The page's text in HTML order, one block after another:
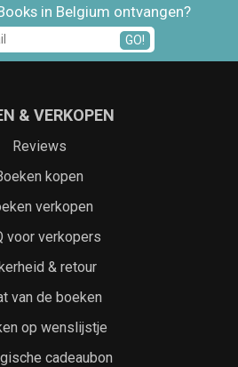
in Belgium ontvangen?
GO!
& VERKOPEN
Reviews
kopen
verkopen
voor verkopers
& retour
van de boeken
op wenslijstje
cadeaubon